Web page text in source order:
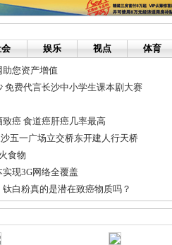
娱乐 视点 体育
您资产增值
免费代言长沙中小学生课本剧大赛
癌 食道癌肝癌几率最高
五一广场立交桥东开建人行天桥
食物
现3G网络全覆盖
白粉真的是潜在致癌物质吗？
高考考生请带雨具
，惊呆了！[转帖] [分享]